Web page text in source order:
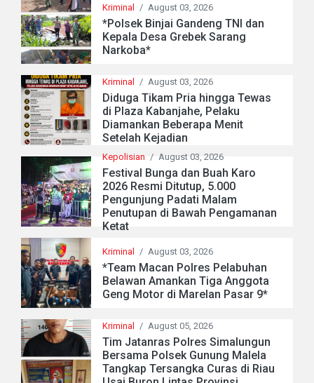
Kriminal / August 03, 2026
*Polsek Binjai Gandeng TNI dan
Kepala Desa Grebek Sarang
Narkoba*
Kriminal / August 03, 2026
Diduga Tikam Pria hingga Tewas
di Plaza Kabanjahe, Pelaku
Diamankan Beberapa Menit
Setelah Kejadian
Kepolisian / August 03, 2026
Festival Bunga dan Buah Karo
2026 Resmi Ditutup, 5.000
Pengunjung Padati Malam
Penutupan di Bawah Pengamanan
Ketat
Kriminal / August 03, 2026
*Team Macan Polres Pelabuhan
Belawan Amankan Tiga Anggota
Geng Motor di Marelan Pasar 9*
Kriminal / August 05, 2026
Tim Jatanras Polres Simalungun
Bersama Polsek Gunung Malela
Tangkap Tersangka Curas di Riau